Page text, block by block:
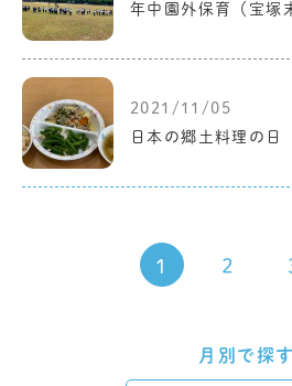
年中園外保育（宝塚
2021/11/05
日本の郷土料理の日
1 2
月別で探す